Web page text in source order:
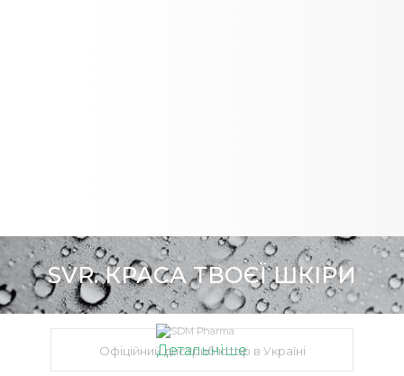
Детальніше
Детальніше
SVR. КРАСА ТВОЄЇ ШКІРИ
Офіційний дистриб'ютор в Україні